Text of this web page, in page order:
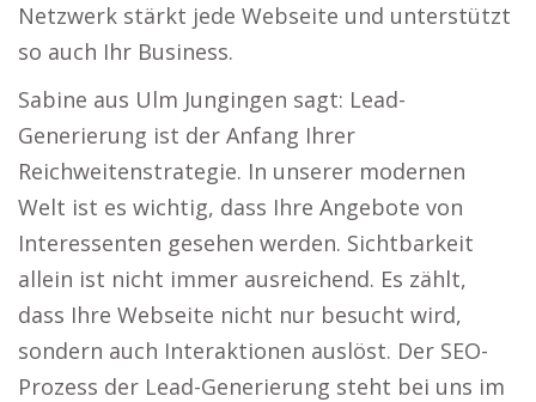
Netzwerk stärkt jede Webseite und unterstützt
so auch Ihr Business.
Sabine aus Ulm Jungingen sagt: Lead-
Generierung ist der Anfang Ihrer
Reichweitenstrategie. In unserer modernen
Welt ist es wichtig, dass Ihre Angebote von
Interessenten gesehen werden. Sichtbarkeit
allein ist nicht immer ausreichend. Es zählt,
dass Ihre Webseite nicht nur besucht wird,
sondern auch Interaktionen auslöst. Der SEO-
Prozess der Lead-Generierung steht bei uns im